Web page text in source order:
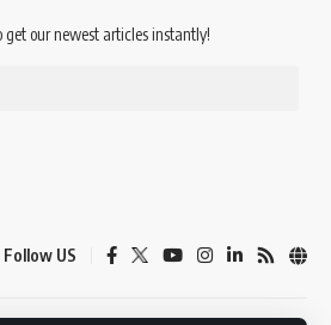
get our newest articles instantly!
Follow US